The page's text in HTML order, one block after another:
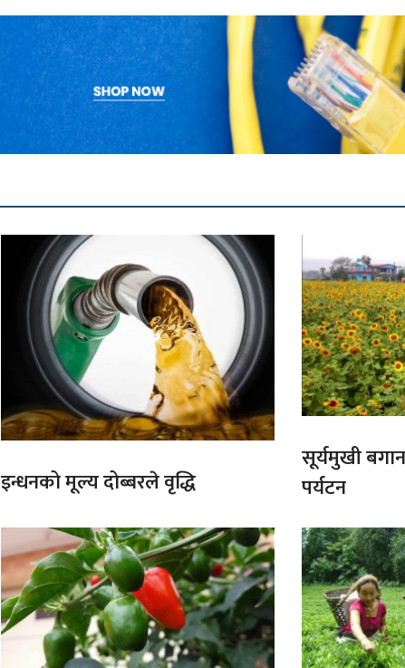
इन्धनको मूल्य दोब्बरले वृद्धि
सूर्यमुखी
पर्यटन